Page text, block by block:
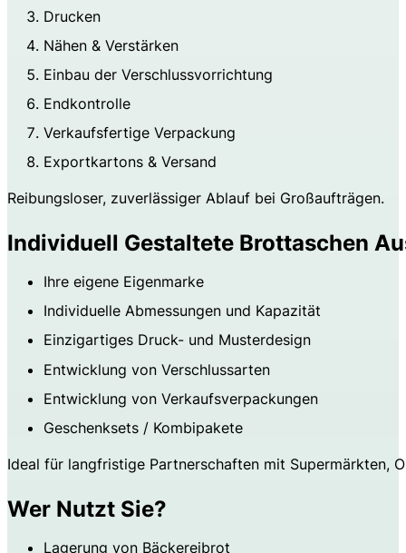
Drucken
Nähen & Verstärken
Einbau der Verschlussvorrichtung
Endkontrolle
Verkaufsfertige Verpackung
Exportkartons & Versand
Reibungsloser, zuverlässiger Ablauf bei Großaufträgen.
Individuell Gestaltete Brottaschen
Ihre eigene Eigenmarke
Individuelle Abmessungen und Kapazität
Einzigartiges Druck- und Musterdesign
Entwicklung von Verschlussarten
Entwicklung von Verkaufsverpackungen
Geschenksets / Kombipakete
Ideal für langfristige Partnerschaften mit Supermärkten,
Wer Nutzt Sie?
Lagerung von Bäckereibrot